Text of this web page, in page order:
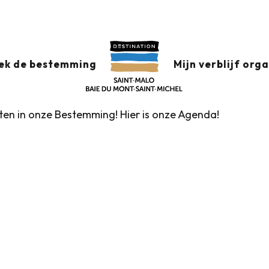
de bestemming Mijn verblijf
favoris
in onze Bestemming! Hier is onze Agenda!